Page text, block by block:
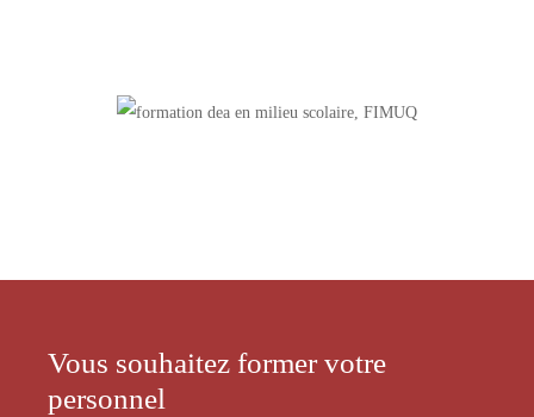
Vous souhaitez former votre
personnel